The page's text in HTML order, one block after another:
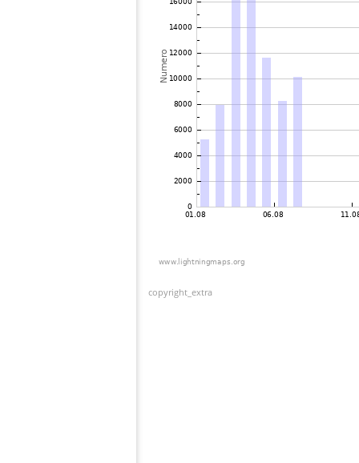
copyright_extra